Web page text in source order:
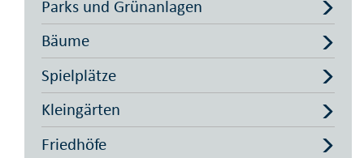
Parks und Grünanlagen
Bäume
Spielplätze
Kleingärten
Friedhöfe